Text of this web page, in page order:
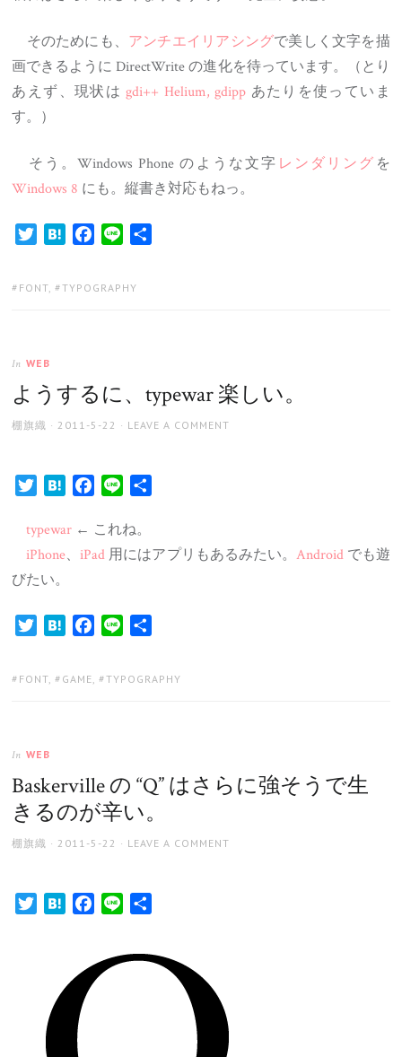
そのためにも、 アンチエイリアシングで美しく文字を描
画できるように DirectWrite の進化を待っています。（とり
あえず、現状はgdi++ Helium, gdipp あたりを使っていま
す。）
そう。Windows Phone のような文字 レンダリング を
Windows 8 にも。縦書き対応もねっ。
TwitterHatenaFacebook
Line
TAGS:
FONT, TYPOGRAPHY
In WEB
ようするに、typewar 楽しい。
AUTHOR
棚旗織
POSTED
2011-5-22 LEAVE A COMMENT
TwitterHatenaFacebook
Line
typewar ← これね。
iPhone、iPad 用にはアプリもあるみたい。 Androidでも遊
びたい。
TwitterHatenaFacebook
Line
TAGS:
FONT, GAME, TYPOGRAPHY
In WEB
Baskerville の “Q” はさらに強そうで生
きるのが辛い。
AUTHOR
棚旗織
POSTED
2011-5-22 LEAVE A COMMENT
TwitterHatenaFacebook
Line